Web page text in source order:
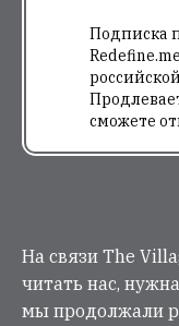
Подписка
сможете
На связи The
читать нас,
мы продолжали